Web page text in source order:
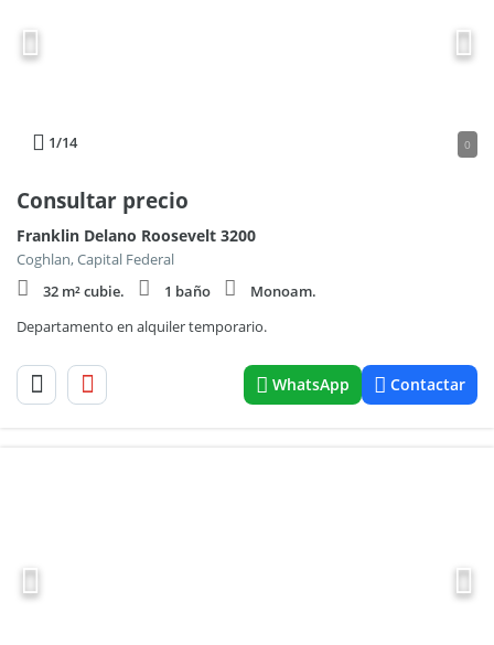
1/14 0
Consultar precio
Franklin Delano Roosevelt 3200
Coghlan, Capital Federal
32 m² cubie.
1 baño
Monoam.
Departamento en alquiler temporario.
WhatsApp Contactar